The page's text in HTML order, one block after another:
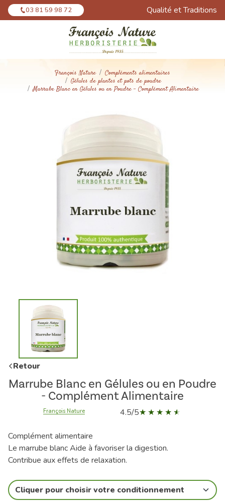
03 81 59 98 72 Qualité et Traditions
François Nature
Compléments alimentaires
Gélules de plantes et pots de poudre
Marrube Blanc en Gélules ou en Poudre - Complément Alimentaire
Retour
Marrube Blanc en Gélules ou en Poudre
- Complément Alimentaire
François Nature 4.5/5
Complément alimentaire
Le marrube blanc Aide à favoriser la digestion.
Contribue aux effets de relaxation.
Cliquer pour choisir votre conditionnement
Panneau de gestion des cookies